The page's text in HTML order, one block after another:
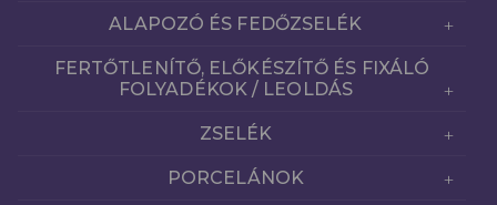
ALAPOZÓ ÉS FEDŐZSELÉK
FERTŐTLENÍTŐ, ELŐKÉSZÍTŐ ÉS FIXÁLÓ
FOLYADÉKOK / LEOLDÁS
ZSELÉK
PORCELÁNOK